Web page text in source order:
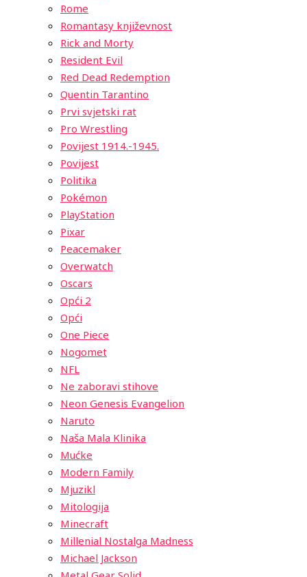
Rome
Romantasy književnost
Rick and Morty
Resident Evil
Red Dead Redemption
Quentin Tarantino
Prvi svjetski rat
Pro Wrestling
Povijest 1914.-1945.
Povijest
Politika
Pokémon
PlayStation
Pixar
Peacemaker
Overwatch
Oscars
Opći 2
Opći
One Piece
Nogomet
NFL
Ne zaboravi stihove
Neon Genesis Evangelion
Naruto
Naša Mala Klinika
Mućke
Modern Family
Mjuzikl
Mitologija
Minecraft
Millenial Nostalga Madness
Michael Jackson